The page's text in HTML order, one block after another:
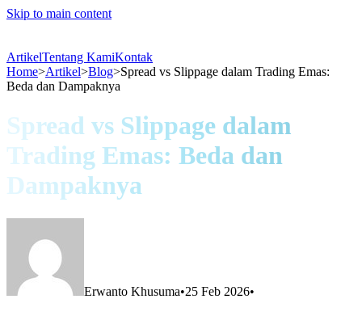
Skip to main content
ArtikelTentang KamiKontak
Home>Artikel>Blog>Spread vs Slippage dalam Trading Emas:
Beda dan Dampaknya
Spread vs Slippage dalam
Trading Emas: Beda dan
Dampaknya
Erwanto Khusuma•25 Feb 2026•